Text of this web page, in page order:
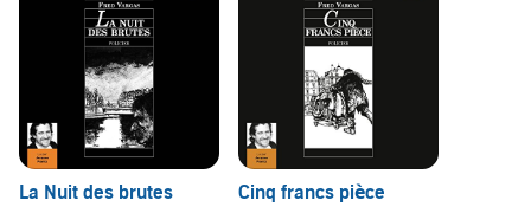
La Nuit des brutes
Cinq francs pièce